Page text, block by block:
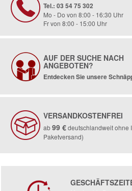
Tel.: 03 54 75 302
Mo - Do von 8:00 - 16:30 Uhr
Fr von 8:00 - 15:00 Uhr
AUF DER SUCHE NACH
ANGEBOTEN?
Entdecken Sie unsere
VERSANDKOSTENFREI
ab99 €deutschlandweit ohne
Paketversand)